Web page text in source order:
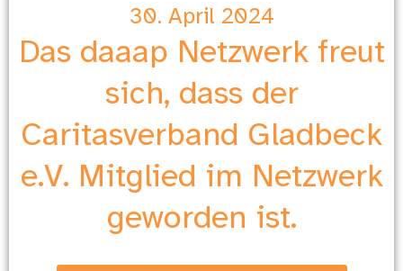
30. April 2024
Das daaap Netzwerk freut
sich, dass der
Caritasverband Gladbeck
e.V. Mitglied im Netzwerk
geworden ist.